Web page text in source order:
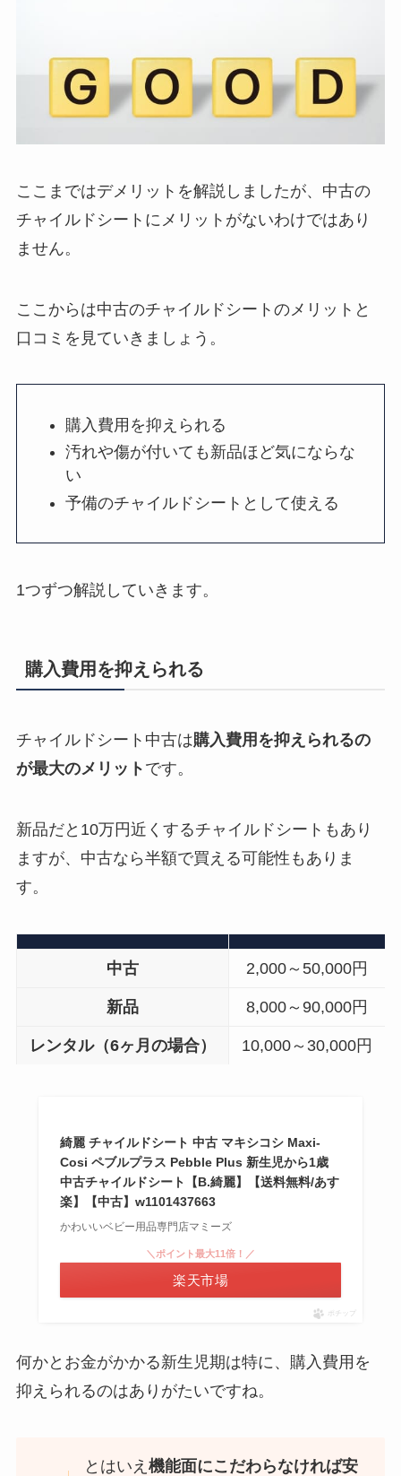
ここまではデメリットを解説しましたが、中古の
チャイルドシートにメリットがないわけではあり
ません。
ここからは中古のチャイルドシートのメリットと
口コミを見ていきましょう。
購入費用を抑えられる
汚れや傷が付いても新品ほど気にならな
い
予備のチャイルドシートとして使える
1つずつ解説していきます。
購入費用を抑えられる
チャイルドシート中古は購入費用を抑えられるの
が最大のメリット です。
新品だと10万円近くするチャイルドシートもあり
ますが、中古なら半額で買える可能性もありま
す。
中古 2,000～50,000円
新品 8,000～90,000円
レンタル（6ヶ月の場合） 10,000～30,000円
綺麗 チャイルドシート 中古 マキシコシ Maxi-
Cosi ペブルプラス Pebble Plus 新生児から1歳
中古チャイルドシート【B.綺麗】【送料無料/あす
楽】【中古】w1101437663
かわいいベビー用品専門店マミーズ
＼ポイント最大11倍！／
楽天市場
ポチップ
何かとお金がかかる新生児期は特に、購入費用を
抑えられるのはありがたいですね。
とはいえ機能面にこだわらなければ安